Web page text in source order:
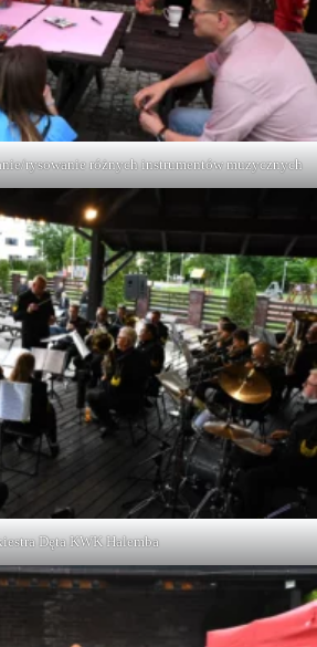
rysowanie różnych instrumentów muzycznych
Dęta KWK Halemba